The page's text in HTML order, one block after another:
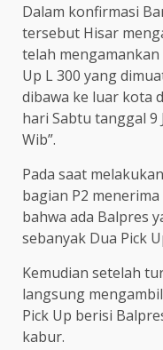
Dalam konfirmasi
tersebut Hisar
telah
Up L 300 yang
dibawa ke luar kota
hari Sabtu tanggal 9
Wib”.
Pada saat
bagian P2
bahwa ada Balpres
sebanyak Dua Pick
Kemudian setelah
langsung
Pick Up berisi
kabur.